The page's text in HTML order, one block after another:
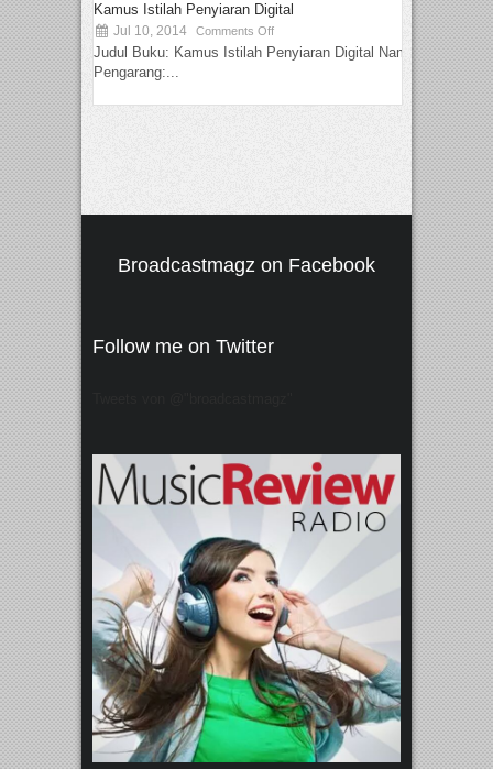
Kamus Istilah Penyiaran Digital
Jul 10, 2014 Comments Off
Judul Buku: Kamus Istilah Penyiaran Digital Nama
Pengarang:...
Broadcastmagz on Facebook
Follow me on Twitter